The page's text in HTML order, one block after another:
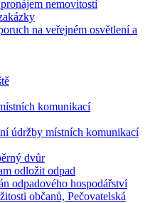
nemovitostí
na veřejném osvětlení a
komunikací
údržby místních komunikací
dvůr
odložit odpad
odpadového hospodářství
občanů, Pečovatelská